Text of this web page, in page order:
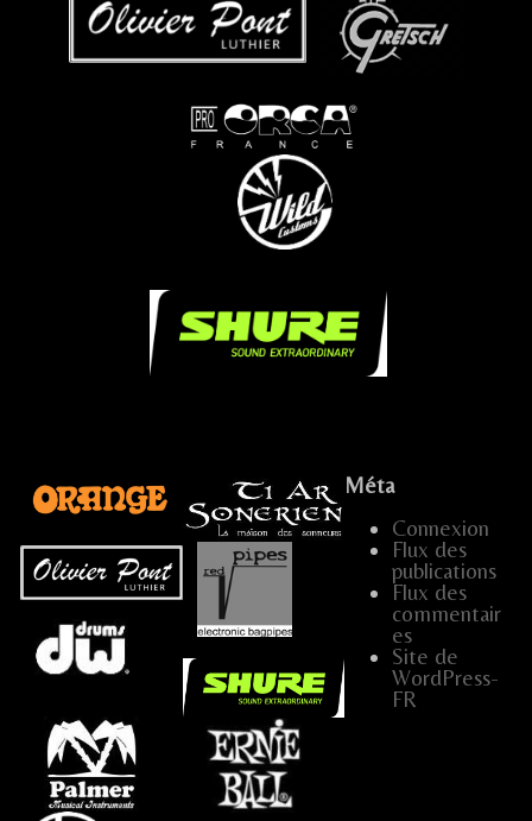
Méta
Connexion
Flux des
publications
Flux des
commentair
es
Site de
WordPress-
FR